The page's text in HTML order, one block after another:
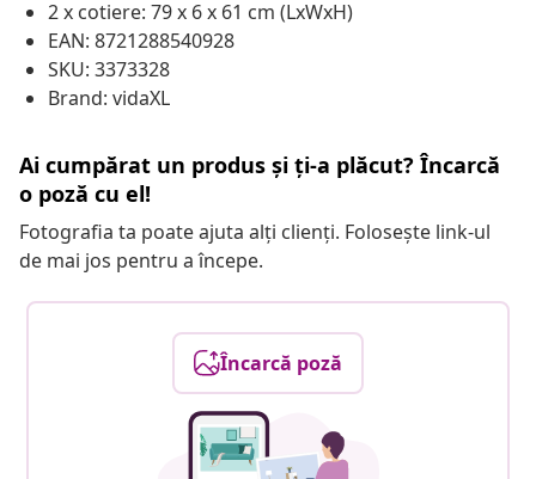
2 x cotiere: 79 x 6 x 61 cm (LxWxH)
EAN: 8721288540928
SKU: 3373328
Brand: vidaXL
Ai cumpărat un produs și ți-a plăcut? Încarcă
o poză cu el!
Fotografia ta poate ajuta alți clienți. Folosește link-ul
de mai jos pentru a începe.
Încarcă poză